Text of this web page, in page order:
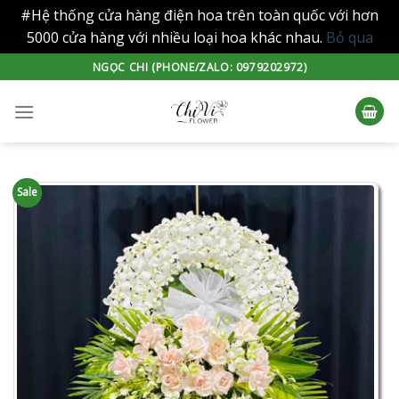
#Hệ thống cửa hàng điện hoa trên toàn quốc với hơn
5000 cửa hàng với nhiều loại hoa khác nhau. Bỏ qua
to
content
NGỌC CHI (PHONE/ZALO: 0979202972)
Sale